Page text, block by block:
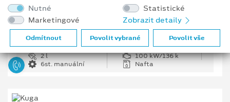
1 226 335 Kč
Cenové zvýhodnění
404 691 Kč
2 l
100 kW/136 k
6st. manuální
Nafta
Nutné
Statistické
Marketingové
Zobrazit detaily
Odmítnout Povolit vybrané Povolit vše